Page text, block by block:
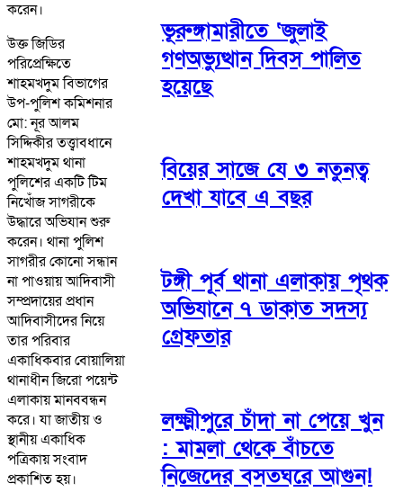
করেন।
উক্ত জিডির
পরিপ্রেক্ষিতে
শাহমখদুম বিভাগের
উপ-পুলিশ কমিশনার
মো: নূর আলম
সিদ্দিকীর তত্ত্বাবধানে
শাহমখদুম থানা
পুলিশের একটি টিম
নিখোঁজ সাগরীকে
উদ্ধারে অভিযান শুরু
করেন। থানা পুলিশ
সাগরীর কোনো সন্ধান
না পাওয়ায় আদিবাসী
সম্প্রদায়ের প্রধান
আদিবাসীদের নিয়ে
তার পরিবার
একাধিকবার বোয়ালিয়া
থানাধীন জিরো পয়েন্ট
এলাকায় মানববন্ধন
করে। যা জাতীয় ও
স্থানীয় একাধিক
পত্রিকায় সংবাদ
প্রকাশিত হয়।
ভূরুঙ্গামারীতে ‘জুলাই
গণঅভ্যুত্থান দিবস পালিত
হয়েছে
বিয়ের সাজে যে ৩ নতুনত্ব
দেখা যাবে এ বছর
টঙ্গী পূর্ব থানা এলাকায় পৃথক
অভিযানে ৭ ডাকাত সদস্য
গ্রেফতার
লক্ষ্মীপুরে চাঁদা না পেয়ে খুন
: মামলা থেকে বাঁচতে
নিজেদের বসতঘরে আগুন!